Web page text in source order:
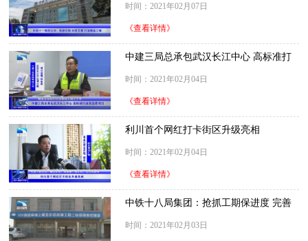
时间：2021年02月07日
《查看详情》
中建三局总承包武汉长江中心 高标准打
时间：2021年02月04日
《查看详情》
利川首个网红打卡街区升级亮相
时间：2021年02月04日
《查看详情》
中铁十八局集团：抢抓工期保进度 完善
时间：2021年02月03日